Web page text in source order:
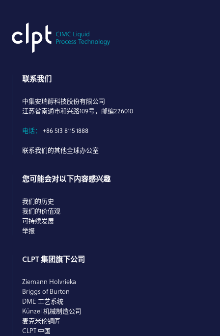
联系我们
中集安瑞醇科技股份有限公司
江苏省南通市和兴路109号，邮编226010
电话： +86 513 8115 1888
联系我们的其他全球办公室
您可能会对以下内容感兴趣
我们的历史
我们的价值观
可持续发展
举报
CLPT 集团旗下公司
Ziemann Holvrieka
Briggs of Burton
DME 工艺系统
Künzel 机械制造公司
麦克米伦铜匠
CLPT 中国